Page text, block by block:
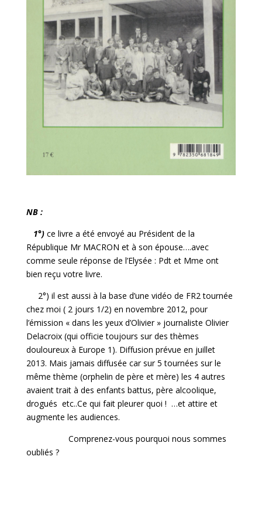
NB :
1°) ce livre a été envoyé au Président de la
République Mr MACRON et à son épouse….avec
comme seule réponse de l’Elysée : Pdt et Mme ont
bien reçu votre livre.
2°) il est aussi à la base d’une vidéo de FR2 tournée
chez moi ( 2 jours 1/2) en novembre 2012, pour
l’émission « dans les yeux d’Olivier » journaliste Olivier
Delacroix (qui officie toujours sur des thèmes
douloureux à Europe 1). Diffusion prévue en juillet
2013. Mais jamais diffusée car sur 5 tournées sur le
même thème (orphelin de père et mère) les 4 autres
avaient trait à des enfants battus, père alcoolique,
drogués etc..Ce qui fait pleurer quoi ! …et attire et
augmente les audiences.
Comprenez-vous pourquoi nous sommes
oubliés ?